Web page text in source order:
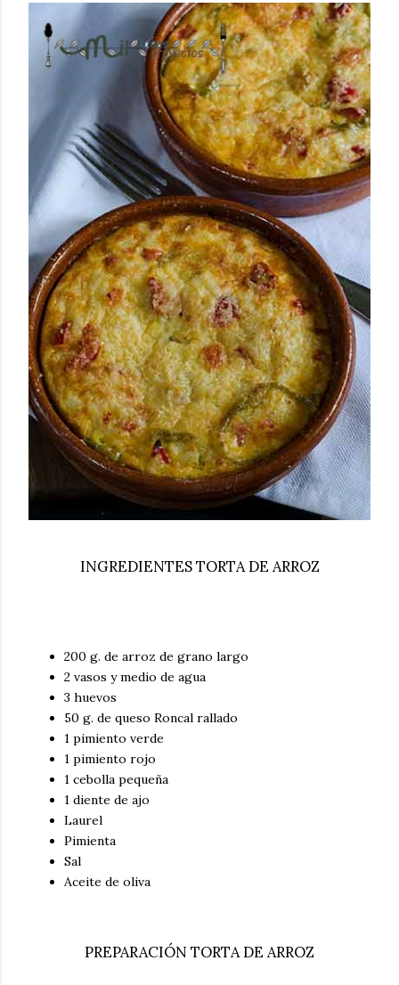
INGREDIENTES TORTA DE ARROZ
200 g. de arroz de grano largo
2 vasos y medio de agua
3 huevos
50 g. de queso Roncal rallado
1 pimiento verde
1 pimiento rojo
1 cebolla pequeña
1 diente de ajo
Laurel
Pimienta
Sal
Aceite de oliva
PREPARACIÓN TORTA DE ARROZ